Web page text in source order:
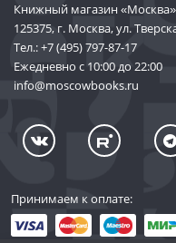
Книжный магазин «Москва»
125375, г. Москва, ул.
Тел.:+7 (495) 797-87-17
Ежедневно с 10:00 до 22:00
info@moscowbooks.ru
Принимаем к оплате: